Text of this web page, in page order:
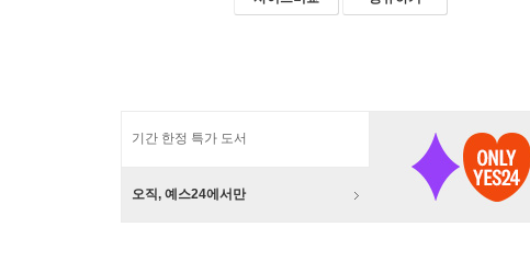
기간 한정 특가 도서
오직, 예스24에서만